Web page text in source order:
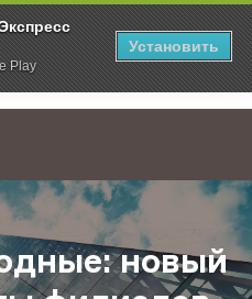
Play
Установить
Рабочие выходные: новый
новый